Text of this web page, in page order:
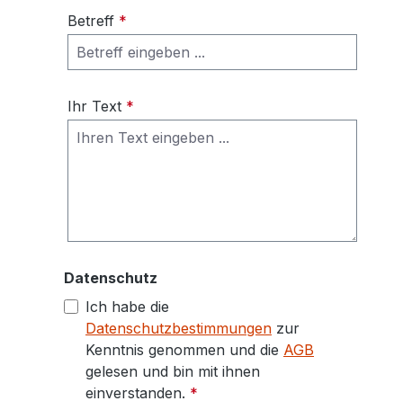
Betreff *
Ihr Text *
Datenschutz
Ich habe die
Datenschutzbestimmungen zur
Kenntnis genommen und die AGB
gelesen und bin mit ihnen
einverstanden. *